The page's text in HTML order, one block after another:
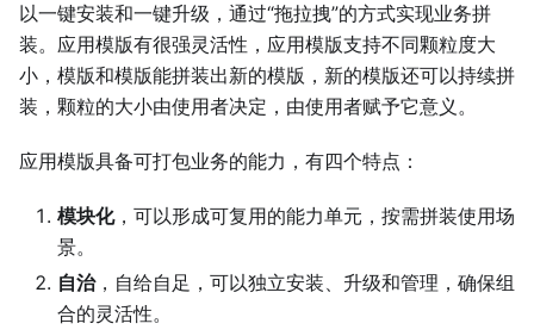
以一键安装和一键升级，通过“拖拉拽”的方式实现业务拼
装。应用模版有很强灵活性，应用模版支持不同颗粒度大
小，模版和模版能拼装出新的模版，新的模版还可以持续拼
装，颗粒的大小由使用者决定，由使用者赋予它意义。
应用模版具备可打包业务的能力，有四个特点：
模块化，可以形成可复用的能力单元，按需拼装使用场
景。
自治，自给自足，可以独立安装、升级和管理，确保组
合的灵活性。